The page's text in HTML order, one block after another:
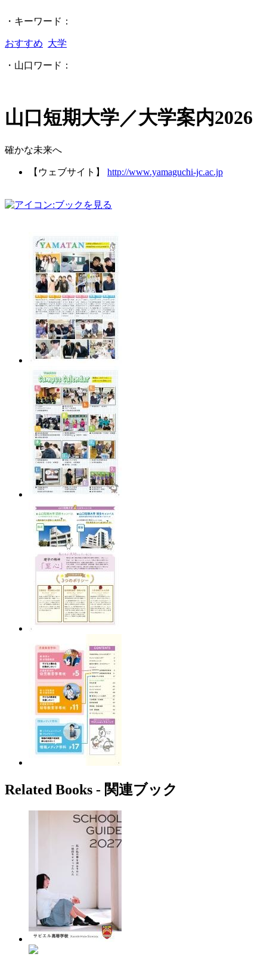
・キーワード：
おすすめ 大学
・山口ワード：
山口短期大学／大学案内2026
確かな未来へ
【ウェブサイト】 http://www.yamaguchi-jc.ac.jp
Related Books ‐ 関連ブック